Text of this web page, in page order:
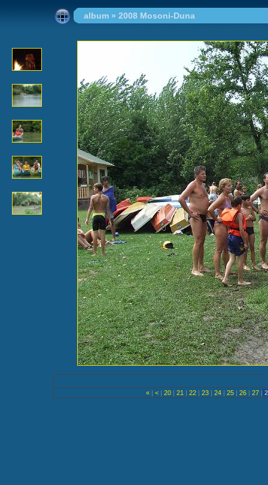
album » 2008 Mosoni-Duna
« | < | 20 | 21 | 22 | 23 | 24 | 25 | 26 | 27 |